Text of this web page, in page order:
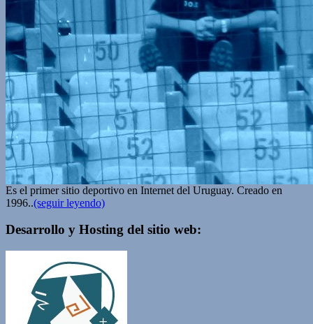
Es el primer sitio deportivo en Internet del Uruguay. Creado en
1996..(seguir leyendo)
Desarrollo y Hosting del sitio web: